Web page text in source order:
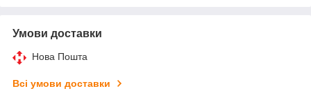
Умови доставки
Нова Пошта
Всі умови доставки